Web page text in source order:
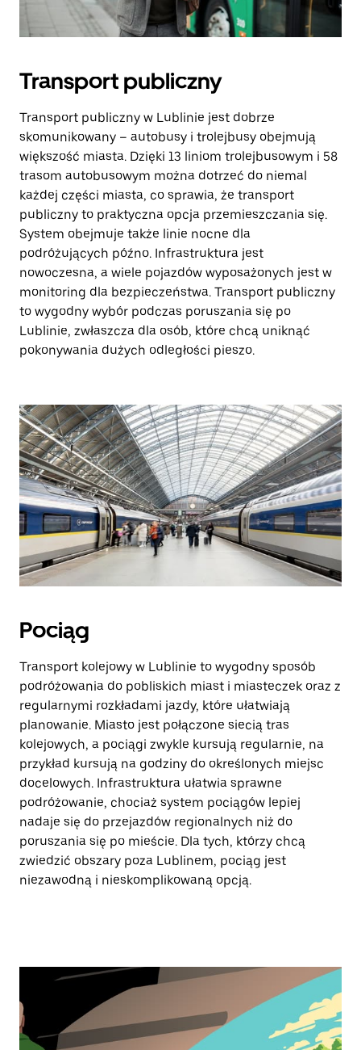
Transport publiczny
Transport publiczny w Lublinie jest dobrze
skomunikowany – autobusy i trolejbusy obejmują
większość miasta. Dzięki 13 liniom trolejbusowym i 58
trasom autobusowym można dotrzeć do niemal
każdej części miasta, co sprawia, że transport
publiczny to praktyczna opcja przemieszczania się.
System obejmuje także linie nocne dla
podróżujących późno. Infrastruktura jest
nowoczesna, a wiele pojazdów wyposażonych jest w
monitoring dla bezpieczeństwa. Transport publiczny
to wygodny wybór podczas poruszania się po
Lublinie, zwłaszcza dla osób, które chcą uniknąć
pokonywania dużych odległości pieszo.
Pociąg
Transport kolejowy w Lublinie to wygodny sposób
podróżowania do pobliskich miast i miasteczek oraz z
regularnymi rozkładami jazdy, które ułatwiają
planowanie. Miasto jest połączone siecią tras
kolejowych, a pociągi zwykle kursują regularnie, na
przykład kursują na godziny do określonych miejsc
docelowych. Infrastruktura ułatwia sprawne
podróżowanie, chociaż system pociągów lepiej
nadaje się do przejazdów regionalnych niż do
poruszania się po mieście. Dla tych, którzy chcą
zwiedzić obszary poza Lublinem, pociąg jest
niezawodną i nieskomplikowaną opcją.